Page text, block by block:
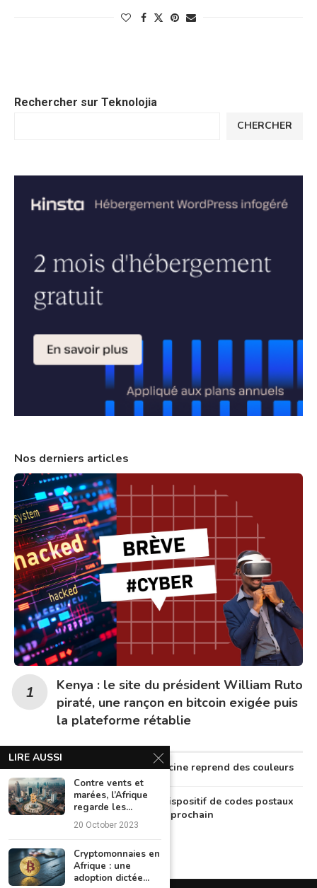
Rechercher sur Teknolojia
CHERCHER
Nos derniers articles
Kenya : le site du président William Ruto
piraté, une rançon en bitcoin exigée puis
la plateforme rétablie
Au Nigeria, la télémédecine reprend des couleurs
Le Nigeria lancera un dispositif de codes postaux
numériques en octobre prochain
LIRE AUSSI
Contre vents et
marées, l’Afrique
regarde les...
20 October 2023
Cryptomonnaies en
Afrique : une
adoption dictée...